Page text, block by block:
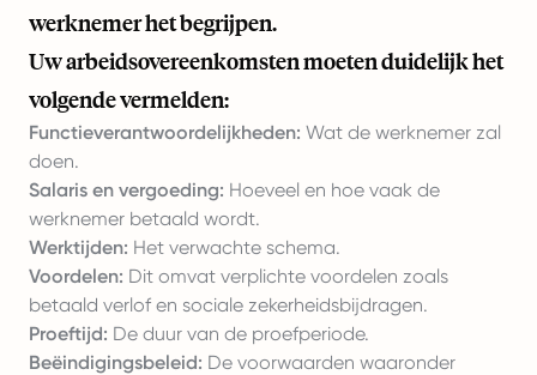
werknemer het begrijpen.
Uw arbeidsovereenkomsten moeten duidelijk het
volgende vermelden:
Functieverantwoordelijkheden: Wat de werknemer zal
doen.
Salaris en vergoeding: Hoeveel en hoe vaak de
werknemer betaald wordt.
Werktijden: Het verwachte schema.
Voordelen: Dit omvat verplichte voordelen zoals
betaald verlof en sociale zekerheidsbijdragen.
Proeftijd: De duur van de proefperiode.
Beëindigingsbeleid: De voorwaarden waaronder